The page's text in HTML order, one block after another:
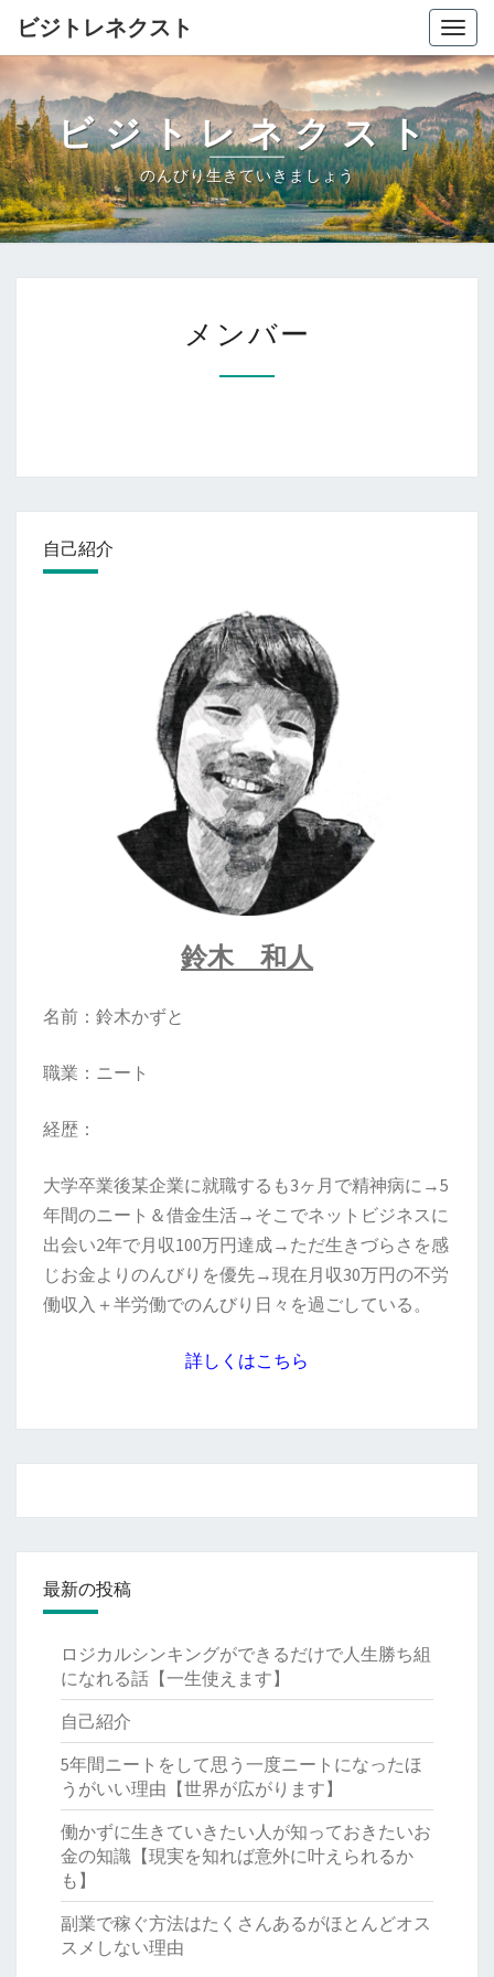
ビジトレネクスト
ビジトレネクスト
のんびり生きていきましょう
ン
ー
メンバー
自己紹介
鈴木 和人
名前：鈴木かずと
職業：ニート
経歴：
大学卒業後某企業に就職するも3ヶ月で精神病に→5
年間のニート＆借金生活→そこでネットビジネスに
出会い2年で月収100万円達成→ただ生きづらさを感
じお金よりのんびりを優先→現在月収30万円の不労
働収入＋半労働でのんびり日々を過ごしている。
詳しくはこちら
最新の投稿
ロジカルシンキングができるだけで人生勝ち組
になれる話【一生使えます】
自己紹介
5年間ニートをして思う一度ニートになったほ
うがいい理由【世界が広がります】
働かずに生きていきたい人が知っておきたいお
金の知識【現実を知れば意外に叶えられるか
も】
副業で稼ぐ方法はたくさんあるがほとんどオス
スメしない理由